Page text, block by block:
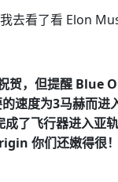
去看了看 Elon
，但提醒 Blue
速度为3马赫而进
了飞行器进入亚
你们还嫩得很！